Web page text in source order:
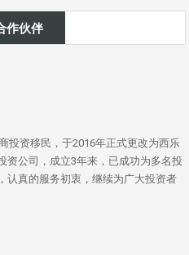
作伙伴
投资移民，于2016年正式更改为西乐
资公司，成立3年来，已成功为多名投
认真的服务初衷，继续为广大投资者